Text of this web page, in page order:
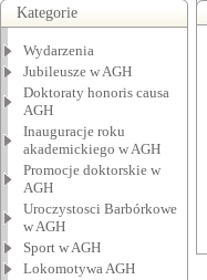
Kategorie
Wydarzenia
Jubileusze w AGH
Doktoraty honoris causa
AGH
Inauguracje roku
akademickiego w AGH
Promocje doktorskie w
AGH
Uroczystosci Barbórkowe
w AGH
Sport w AGH
Lokomotywa AGH